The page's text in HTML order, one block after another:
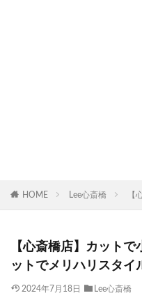
HOME Lee心斎橋 【
【心斎橋店】カット
ットでメリハリスタ
2024年7月18日 Lee心斎橋